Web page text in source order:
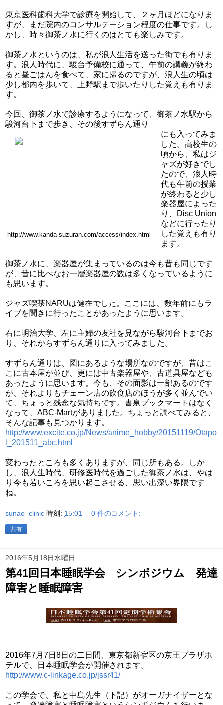
東京医科歯科大学で診療を開始して、２ヶ月ほどになりま
すが、まだ院内のコンサルテーション程度の仕事です。し
かし、時々御茶ノ水に行くのはとても楽しみです。
御茶ノ水というのは、私が浪人生活を送った街でも有りま
す。浪人時代に、駿台予備校に通って、午前の講義が終わ
ると昼ごはんを食べて、家に帰るのですが、浪人生の頃は
少し都内を歩いて、上野駅まで歩いたりした覚えも有りま
す。
今回、御茶ノ水で診療するようになって、御茶ノ水駅から
駿河台下まで歩き、その後すずらん通り
http://www.kanda-suzuran.com/access/index.html
にも入ってみま
した。高校生の
頃から、私はジ
ャズが好きでし
たので、浪人時
代も午前の授業
が終わると少し
楽器屋によった
り、Disc Union
などに行ったり
した覚えも有り
ます。
御茶ノ水に、楽器屋が集まっているのは今も昔も同じです
が、昔に比べなお一層楽器屋の数は多くなっているように
も思います。
ジャズ喫茶NARUは健在でした。ここには、数年前にもラ
イブを聞きに行ったことがあったように思います。
右に明治大学、左に主婦の友社を見ながら駿河台下までお
り、それからすずらん通りに入ってみました。
すずらん通りは、図にあるような場所なのですが、昔はこ
こに古本屋が並び、更には中古楽器屋や、古道具屋なども
あったように思います。今も、その面影は一部あるのです
が、それよりもチェーン店の飲食店のほうが多く並んでい
て、ちょっと残念な気持ちです。書泉ブックマートはなく
なって、ABC-Martがありました。ちょっと調べてみると、
そんな記事も見つかります。
http://www.excite.co.jp/News/anime_hobby/20151119/Otapo
l_201511_abc.html
変わったところも多くありますが、同じ所もある。しか
し、浪人生時代、研修医時代を過ごした御茶ノ水は、やは
り今も若いころを思い起こさせる、思い出深い界隈です
ね。
sunao_clinic 時刻: 15:01 0 件のコメント:
共有
2016年5月18日水曜日
第41回日本睡眠学会 シンポジウム 発達
障害と睡眠障害
2016年7月7日8日の二日間、東京都新宿区の京王プラザホ
テルで、日本睡眠学会が開催されます。
http://www.c-linkage.co.jp/jssr41/
この学会で、私と中島先生（下記）がオーガナイザーとな